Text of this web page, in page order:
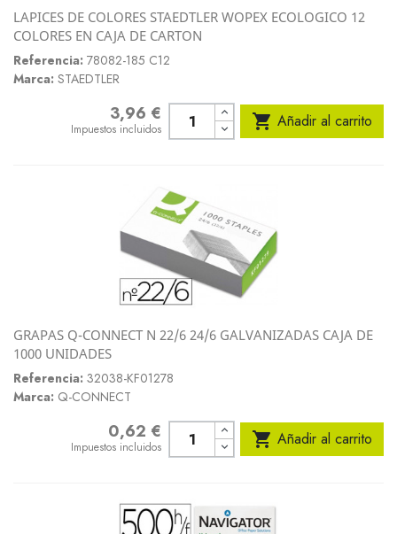
LAPICES DE COLORES STAEDTLER WOPEX ECOLOGICO 12
COLORES EN CAJA DE CARTON
Referencia: 78082-185 C12
Marca: STAEDTLER
3,96 €
Impuestos incluidos  Añadir al carrito
GRAPAS Q-CONNECT N 22/6 24/6 GALVANIZADAS CAJA DE
1000 UNIDADES
Referencia: 32038-KF01278
Marca: Q-CONNECT
0,62 €
Impuestos incluidos  Añadir al carrito